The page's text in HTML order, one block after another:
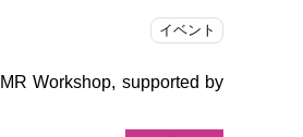
イベント
Workshop, supported by